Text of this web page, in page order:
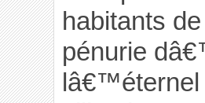
habitants
pénurie
lâ€™éternel